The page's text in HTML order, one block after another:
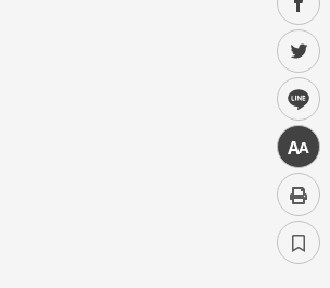
twitter
line
中